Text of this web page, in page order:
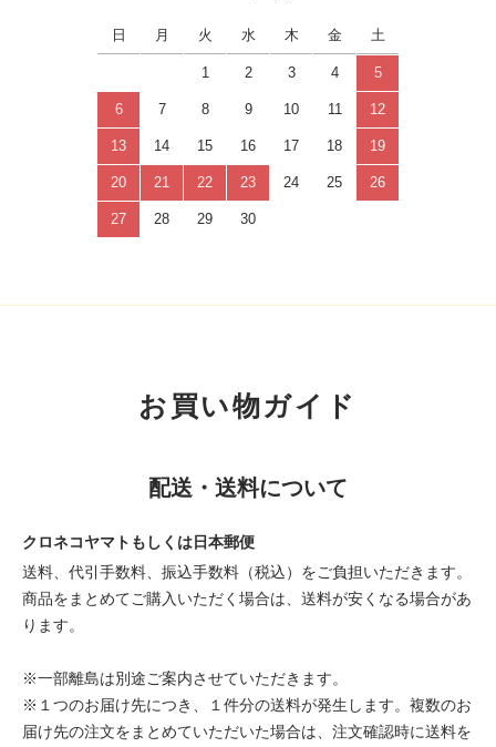
日 月 火 水 木 金 土
1 2 3 4 5
6 7 8 9 10 11 12
13 14 15 16 17 18 19
20 21 22 23 24 25 26
27 28 29 30
お買い物ガイド
配送・送料について
クロネコヤマトもしくは日本郵便
送料、代引手数料、振込手数料（税込）をご負担いただきます。
商品をまとめてご購入いただく場合は、送料が安くなる場合があ
ります。
※一部離島は別途ご案内させていただきます。
※１つのお届け先につき、１件分の送料が発生します。複数のお
届け先の注文をまとめていただいた場合は、注文確認時に送料を